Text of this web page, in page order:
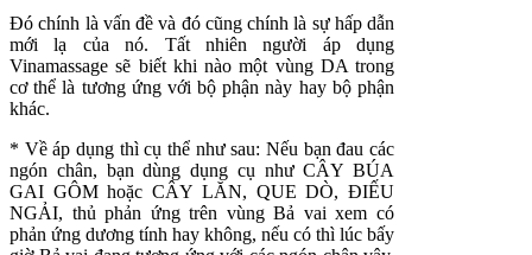
Đó chính là vấn đề và đó cũng chính là sự hấp dẫn
mới lạ của nó. Tất nhiên người áp dụng
Vinamassage sẽ biết khi nào một vùng DA trong
cơ thể là tương ứng với bộ phận này hay bộ phận
khác.
* Về áp dụng thì cụ thể như sau: Nếu bạn đau các
ngón chân, bạn dùng dụng cụ như CÂY BÚA
GAI GÔM hoặc CÂY LĂN, QUE DÒ, ĐIẾU
NGẢI, thủ phản ứng trên vùng Bả vai xem có
phản ứng dương tính hay không, nếu có thì lúc bấy